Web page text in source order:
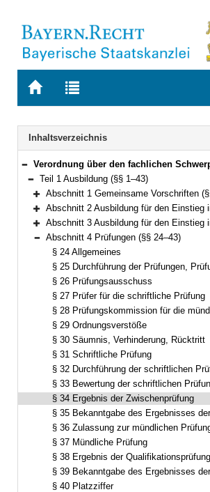
Zur
BAYERN.RECHT
Zur
letzten
Suche
Navigation
Inhaltsverzeichnis
Bereich reduzieren
Verordnung über den fachlichen Schwerpunkt Staatsfinanz (Fachverordnung Staatsfinanz – FachV-StF) Vom 15.
Bereich reduzieren
Teil 1 Ausbildung (§§ 1–43)
Bereich erweitern
Abschnitt 1 Gemeinsame Vorschriften
Bereich erweitern
Abschnitt 2 Ausbildung für den Einstieg in der zweiten
Bereich erweitern
Abschnitt 3 Ausbildung für den Einstieg in der dritten
Bereich reduzieren
Abschnitt 4 Prüfungen (§§ 24–43)
§ 24 Allgemeines
§ 25 Durchführung der Prüfungen,
§ 26 Prüfungsausschuss
§ 27 Prüfer für die schriftliche Prüfung
§ 28 Prüfungskommission für die
§ 29 Ordnungsverstöße
§ 30 Säumnis, Verhinderung, Rücktritt
§ 31 Schriftliche Prüfung
§ 32 Durchführung der schriftlichen
§ 33 Bewertung der schriftlichen
§ 34 Ergebnis der Zwischenprüfung
§ 35 Bekanntgabe des Ergebnisses
§ 36 Zulassung zur mündlichen
§ 37 Mündliche Prüfung
§ 38 Ergebnis der Qualifikationsprüfung
§ 39 Bekanntgabe des Ergebnisses der
§ 40 Platzziffer